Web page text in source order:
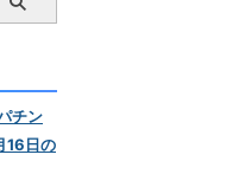
チン
16日の